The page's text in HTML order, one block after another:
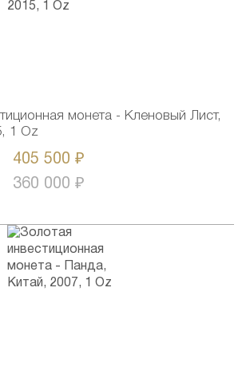
монета - Кленовый Лист,
1 Oz
405 500 ₽
360 000 ₽